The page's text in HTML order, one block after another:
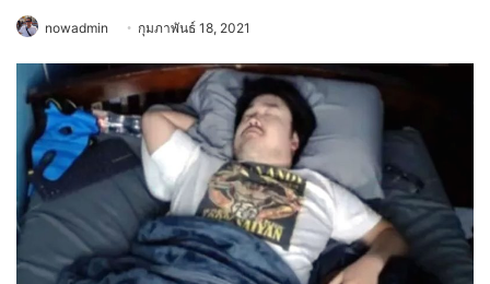
nowadmin กุมภาพันธ์ 18, 2021